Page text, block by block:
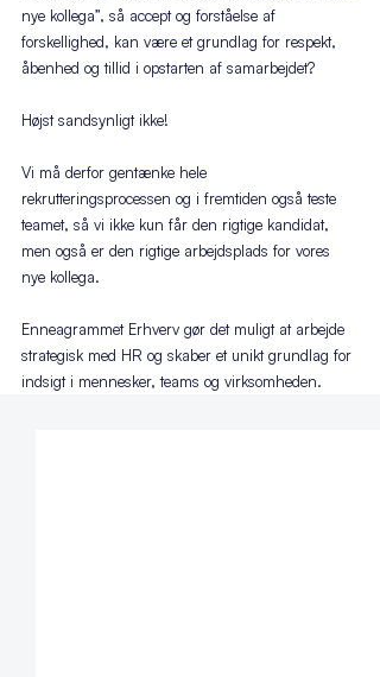
nye kollega”, så accept og forståelse af
forskellighed, kan være et grundlag for respekt,
åbenhed og tillid i opstarten af samarbejdet?
Højst sandsynligt ikke!
Vi må derfor gentænke hele
rekrutteringsprocessen og i fremtiden også teste
teamet, så vi ikke kun får den rigtige kandidat,
men også er den rigtige arbejdsplads for vores
nye kollega.
Enneagrammet Erhverv gør det muligt at arbejde
strategisk med HR og skaber et unikt grundlag for
indsigt i mennesker, teams og virksomheden.